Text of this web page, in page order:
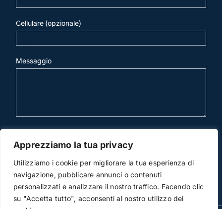
Apprezziamo la tua privacy
Utilizziamo i cookie per migliorare la tua esperienza di
navigazione, pubblicare annunci o contenuti
personalizzati e analizzare il nostro traffico. Facendo clic
su "Accetta tutto", acconsenti al nostro utilizzo dei
Cellulare (opzionale)
Messaggio
invia mail